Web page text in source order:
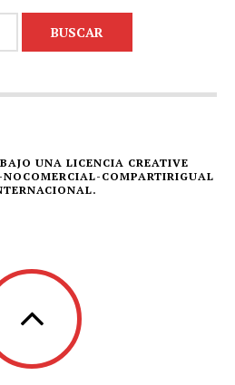
UNA LICENCIA CREATIVE
COMPARTIRIGUAL